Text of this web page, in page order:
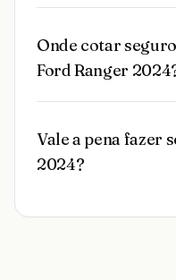
Onde cotar
Ford Ranger
Vale a pena fazer
2024?